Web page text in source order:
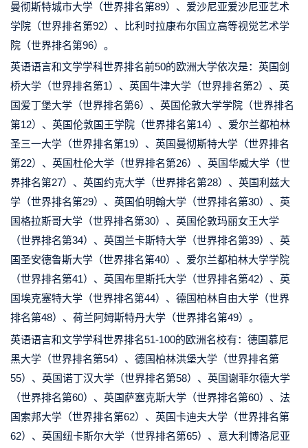
曼彻斯特城市大学（世界排名第89）、爱沙尼亚爱沙尼亚艺术
学院（世界排名第92）、比利时拉康布尔国立高等视觉艺术学
院（世界排名第96）。
英语语言和文学学科世界排名前50的欧洲大学依次是：英国剑
桥大学（世界排名第1）、英国牛津大学（世界排名第2）、英
国爱丁堡大学（世界排名第6）、英国伦敦大学学院（世界排名
第12）、英国伦敦国王学院（世界排名第14）、爱尔兰都柏林
圣三一大学（世界排名第19）、英国曼彻斯特大学（世界排名
第22）、英国杜伦大学（世界排名第26）、英国华威大学（世
界排名第27）、英国约克大学（世界排名第28）、英国利兹大
学（世界排名第29）、英国伯明翰大学（世界排名第30）、英
国格拉斯哥大学（世界排名第30）、英国伦敦玛丽女王大学
（世界排名第34）、英国兰卡斯特大学（世界排名第39）、英
国圣安德鲁斯大学（世界排名第40）、爱尔兰都柏林大学学院
（世界排名第41）、英国布里斯托大学（世界排名第42）、英
国埃克塞特大学（世界排名第44）、德国柏林自由大学（世界
排名第48）、荷兰阿姆斯特丹大学（世界排名第49）。
英语语言和文学学科世界排名51-100的欧洲名校有：德国慕尼
黑大学（世界排名第54）、德国柏林洪堡大学（世界排名第
55）、英国诺丁汉大学（世界排名第58）、英国谢菲尔德大学
（世界排名第60）、英国萨塞克斯大学（世界排名第60）、法
国索邦大学（世界排名第62）、英国卡迪夫大学（世界排名第
62）、英国纽卡斯尔大学（世界排名第65）、意大利博洛尼亚